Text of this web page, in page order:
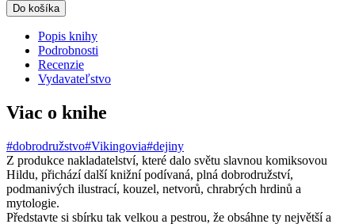
Do košíka
Popis knihy
Podrobnosti
Recenzie
Vydavateľstvo
Viac o knihe
#dobrodružstvo#Vikingovia#dejiny
Z produkce nakladatelství, které dalo světu slavnou komiksovou
Hildu, přichází další knižní podívaná, plná dobrodružství,
podmanivých ilustrací, kouzel, netvorů, chrabrých hrdinů a
mytologie.
Představte si sbírku tak velkou a pestrou, že obsáhne ty největší a